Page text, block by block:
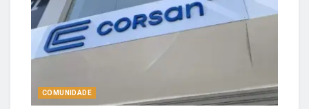
COMUNIDADE